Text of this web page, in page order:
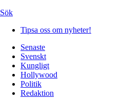
Sök
Tipsa oss om nyheter!
Senaste
Svenskt
Kungligt
Hollywood
Politik
Redaktion